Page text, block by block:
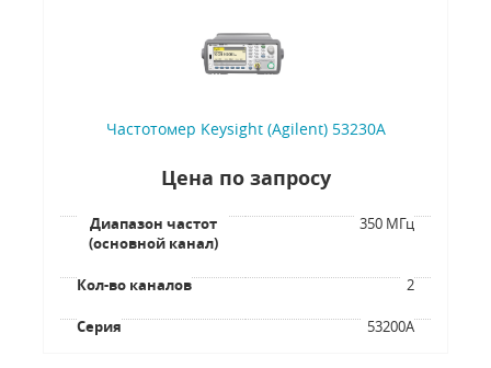
Частотомер Keysight (Agilent) 53230A
Цена по запросу
Диапазон частот
(основной канал)
350 МГц
Кол-во каналов 2
Серия 53200A